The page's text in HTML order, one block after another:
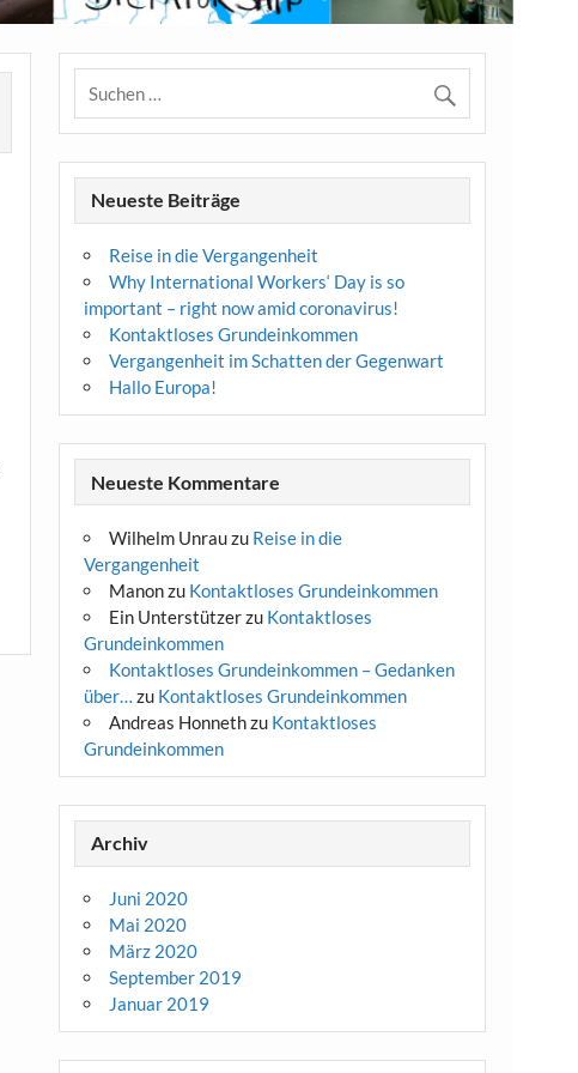
Neueste Beiträge
Reise in die Vergangenheit
Why International Workers‘ Day is so
important – right now amid coronavirus!
Kontaktloses Grundeinkommen
Vergangenheit im Schatten der Gegenwart
Hallo Europa!
Neueste Kommentare
Wilhelm Unrauzu Reise in die
Vergangenheit
Manonzu Kontaktloses Grundeinkommen
Ein Unterstützerzu Kontaktloses
Grundeinkommen
Kontaktloses Grundeinkommen – Gedanken
über… zu Kontaktloses Grundeinkommen
Andreas Honnethzu Kontaktloses
Grundeinkommen
Archiv
Juni 2020
Mai 2020
März 2020
September 2019
Januar 2019